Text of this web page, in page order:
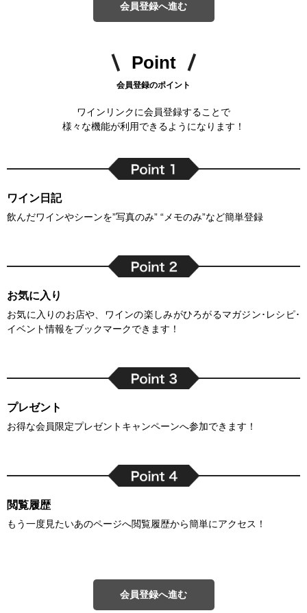
会員登録へ進む
Point
会員登録のポイント
ワインリンクに会員登録することで
様々な機能が利用できるようになります！
ワイン日記
飲んだワインやシーンを”写真のみ” “メモのみ”など簡単登録
お気に入り
お気に入りのお店や、ワインの楽しみがひろがるマガジン･レシピ･
イベント情報をブックマークできます！
プレゼント
お得な会員限定プレゼントキャンペーンへ参加できます！
閲覧履歴
もう一度見たいあのページへ閲覧履歴から簡単にアクセス！
会員登録へ進む